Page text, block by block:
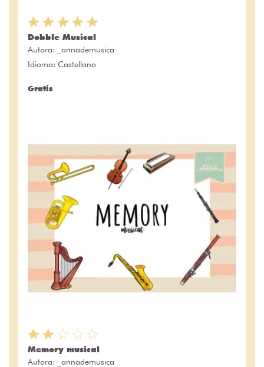
Dobble Musical
Autora:
_annademusica
Idioma: Castellano
Gratis
Memory musical
Autora:
_annademusica